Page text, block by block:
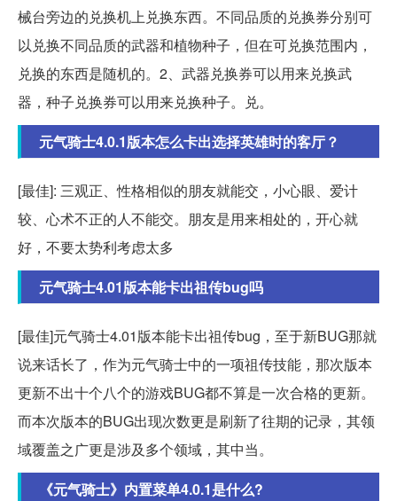
械台旁边的兑换机上兑换东西。不同品质的兑换券分别可
以兑换不同品质的武器和植物种子，但在可兑换范围内，
兑换的东西是随机的。2、武器兑换券可以用来兑换武
器，种子兑换券可以用来兑换种子。兑。
元气骑士4.0.1版本怎么卡出选择英雄时的客厅？
[最佳]: 三观正、性格相似的朋友就能交，小心眼、爱计
较、心术不正的人不能交。朋友是用来相处的，开心就
好，不要太势利考虑太多
元气骑士4.01版本能卡出祖传bug吗
[最佳]元气骑士4.01版本能卡出祖传bug，至于新BUG那就
说来话长了，作为元气骑士中的一项祖传技能，那次版本
更新不出十个八个的游戏BUG都不算是一次合格的更新。
而本次版本的BUG出现次数更是刷新了往期的记录，其领
域覆盖之广更是涉及多个领域，其中当。
《元气骑士》内置菜单4.0.1是什么?